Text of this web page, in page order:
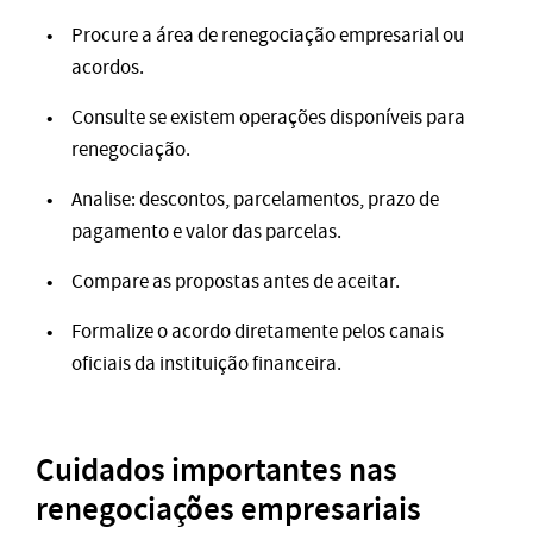
Procure a área de renegociação empresarial ou
acordos.
Consulte se existem operações disponíveis para
renegociação.
Analise: descontos, parcelamentos, prazo de
pagamento e valor das parcelas.
Compare as propostas antes de aceitar.
Formalize o acordo diretamente pelos canais
oficiais da instituição financeira.
Cuidados importantes nas
renegociações empresariais